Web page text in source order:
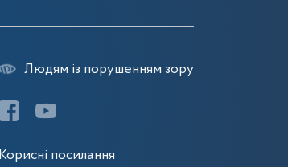
Людям із порушенням зору
Корисні посилання